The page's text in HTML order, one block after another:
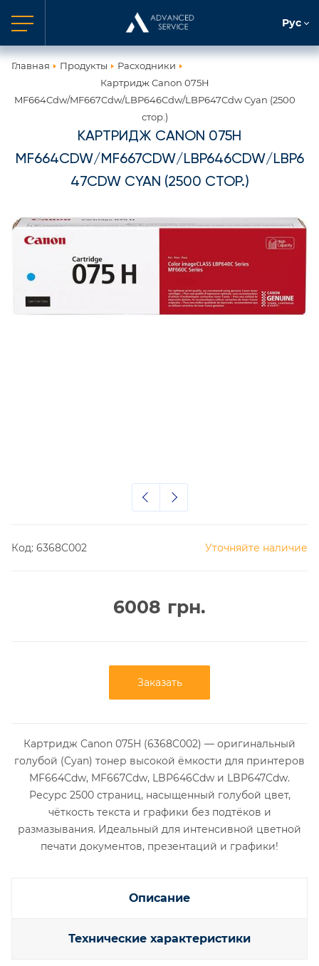
Рус
Главная Продукты
Расходники
Картридж Canon 075H
MF664Cdw/MF667Cdw/LBP646Cdw/LBP647Cdw Cyan (2500
стор.)
КАРТРИДЖ CANON 075H
MF664CDW/MF667CDW/LBP646CDW/LBP6
47CDW CYAN (2500 СТОР.)
Код: 6368C002 Уточняйте наличие
6008 грн.
Заказать
Картридж Canon 075H (6368C002) — оригинальный
голубой (Cyan) тонер высокой ёмкости для принтеров
MF664Cdw, MF667Cdw, LBP646Cdw и LBP647Cdw.
Ресурс 2500 страниц, насыщенный голубой цвет,
чёткость текста и графики без подтёков и
размазывания. Идеальный для интенсивной цветной
печати документов, презентаций и графики!
Описание
Технические характеристики